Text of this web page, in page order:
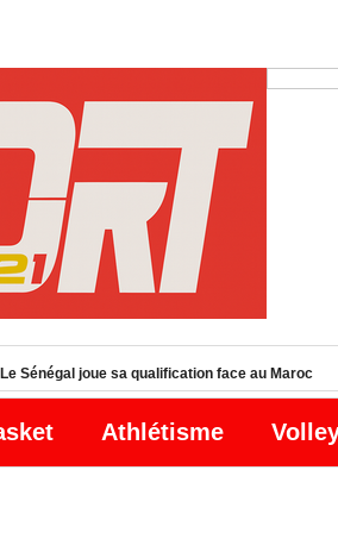
Sénégal joue sa qualification face au Maroc
Athlétisme